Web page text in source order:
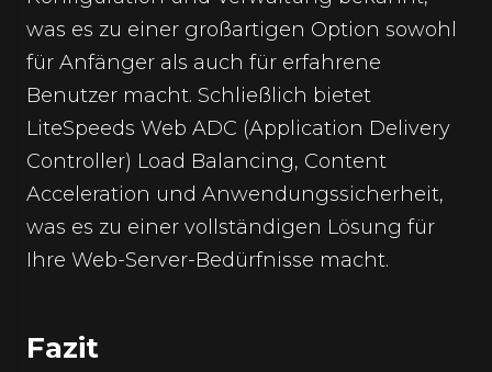
was es zu einer großartigen Option sowohl
für Anfänger als auch für erfahrene
Benutzer macht. Schließlich bietet
LiteSpeeds Web ADC (Application Delivery
Controller) Load Balancing, Content
Acceleration und Anwendungssicherheit,
was es zu einer vollständigen Lösung für
Ihre Web-Server-Bedürfnisse macht.
Fazit